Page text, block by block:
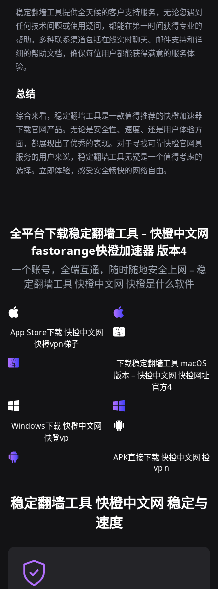
稳定翻墙工具提供全天候的客户支持服务，无论您遇到
任何技术问题或使用疑问，都能在第一时间获得专业的
帮助。多种联系渠道包括在线实时聊天、邮件支持和详
细的帮助文档，确保每位用户都能获得满意的服务体
验。
总结
综合来看，稳定翻墙工具是一款值得推荐的快橙加速器
下载官网产品。无论是安全性、速度、还是用户体验方
面，都展现出了优秀的表现。对于寻找可靠快橙官网具
服务的用户来说，稳定翻墙工具无疑是一个值得考虑的
选择。立即体验，感受安全畅快的网络自由。
全平台下载稳定翻墙工具 – 快橙中文网
fastorange快橙加速器 版本4
一个账号，全端互通，随时随地安全上网 – 稳
定翻墙工具 快橙中文网 快橙是什么软件
App Store下载 快橙中文网
快橙vpn梯子
下载稳定翻墙工具 macOS
版本 – 快橙中文网 快橙网址
官方4
Windows下载 快橙中文网
快登vp
APK直接下载 快橙中文网 橙
vp n
稳定翻墙工具 快橙中文网 稳定与
速度